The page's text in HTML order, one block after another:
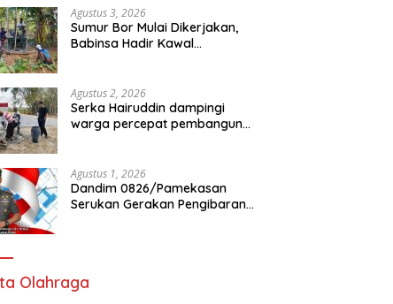
Agustus 3, 2026
Sumur Bor Mulai Dikerjakan,
Babinsa Hadir Kawal
Agustus 2, 2026
Serka Hairuddin dampingi
warga percepat pembangunan
Agustus 1, 2026
Dandim 0826/Pamekasan
Serukan Gerakan Pengibaran
Olahraga